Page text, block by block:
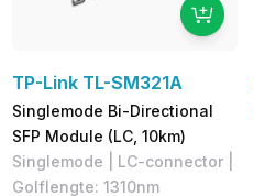
TP-Link TL-SM321A
Singlemode Bi-Directional
SFP Module (LC, 10km)
Singlemode | LC-connector |
Golflengte: 1310nm